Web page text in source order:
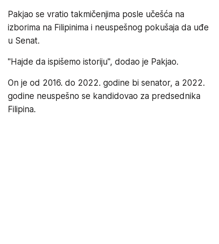
Pakjao se vratio takmičenjima posle učešća na
izborima na Filipinima i neuspešnog pokušaja da uđe
u Senat.
"Hajde da ispišemo istoriju", dodao je Pakjao.
On je od 2016. do 2022. godine bi senator, a 2022.
godine neuspešno se kandidovao za predsednika
Filipina.